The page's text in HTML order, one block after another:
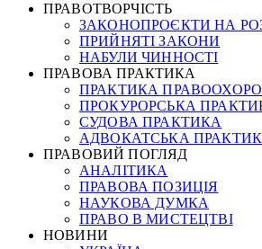
ПРАВОТВОРЧІСТЬ
ЗАКОНОПРОЄКТИ НА
ПРИЙНЯТІ ЗАКОНИ
НАБУЛИ ЧИННОСТІ
ПРАВОВА ПРАКТИКА
ПРАКТИКА
ПРОКУРОРСЬКА
СУДОВА ПРАКТИКА
АДВОКАТСЬКА
ПРАВОВИЙ ПОГЛЯД
АНАЛІТИКА
ПРАВОВА ПОЗИЦІЯ
НАУКОВА ДУМКА
ПРАВО В МИСТЕЦТВІ
НОВИНИ